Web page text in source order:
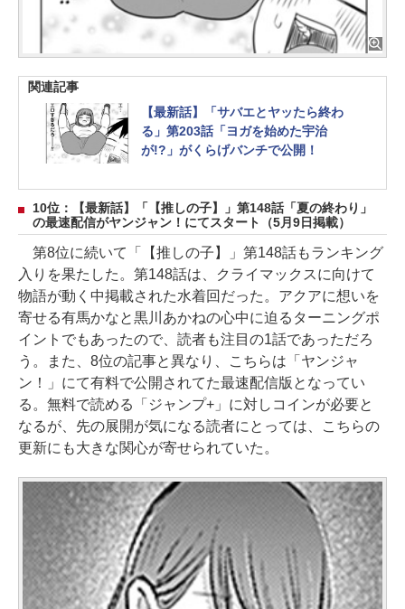
関連記事
【最新話】「サバエとヤッたら終わ
る」第203話「ヨガを始めた宇治
が!?」がくらげバンチで公開！
10位：【最新話】「【推しの子】」第148話「夏の終わり」
の最速配信がヤンジャン！にてスタート（5月9日掲載）
第8位に続いて「【推しの子】」第148話もランキング
入りを果たした。第148話は、クライマックスに向けて
物語が動く中掲載された水着回だった。アクアに想いを
寄せる有馬かなと黒川あかねの心中に迫るターニングポ
イントでもあったので、読者も注目の1話であっただろ
う。また、8位の記事と異なり、こちらは「ヤンジャ
ン！」にて有料で公開されてた最速配信版となってい
る。無料で読める「ジャンプ+」に対しコインが必要と
なるが、先の展開が気になる読者にとっては、こちらの
更新にも大きな関心が寄せられていた。